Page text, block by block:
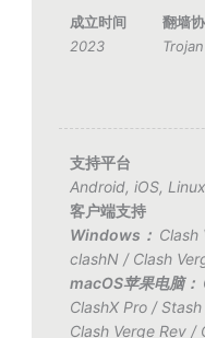
成立时间
2023
翻墙
Trojan
支持平台
Android,iOS, Linux
客户端支持
Windows： Clash
clashN / Clash
macOS苹果电脑：
ClashX Pro /Stash
Clash Verge Rev /